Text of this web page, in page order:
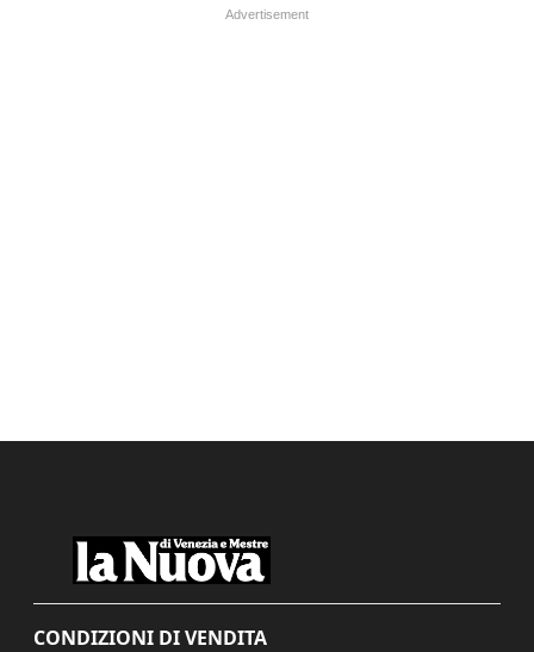
CONDIZIONI DI VENDITA